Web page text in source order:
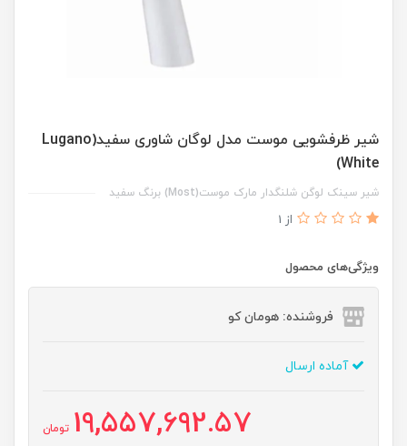
شیر ظرفشویی موست مدل لوگان شاوری سفید(Lugano
White)
شیر سینک لوگن شلنگدار مارک موست(Most) برنگ سفید
از 1
ویژگی‌های محصول
فروشنده: هومان کو
آماده ارسال
19,557,692.57 تومان